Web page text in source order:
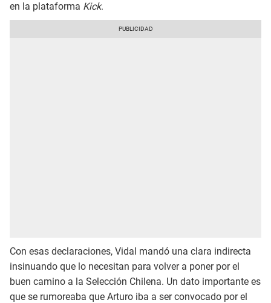
en la plataforma Kick.
Con esas declaraciones, Vidal mandó una clara indirecta
insinuando que lo necesitan para volver a poner por el
buen camino a la Selección Chilena. Un dato importante es
que se rumoreaba que Arturo iba a ser convocado por el